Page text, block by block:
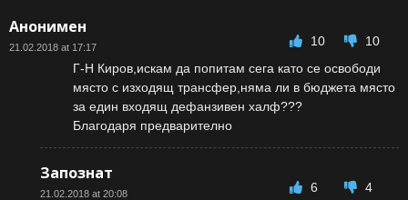
Анонимен
21.02.2018 at 17:17 10
10
Г-Н Киров,искам да попитам сега като се освободи
място с изходящ трансфер,няма ли в бюджета място
за един входящ дефанзивен халф???
Благодаря предварително
Запознат
21.02.2018 at 20:08 6
4